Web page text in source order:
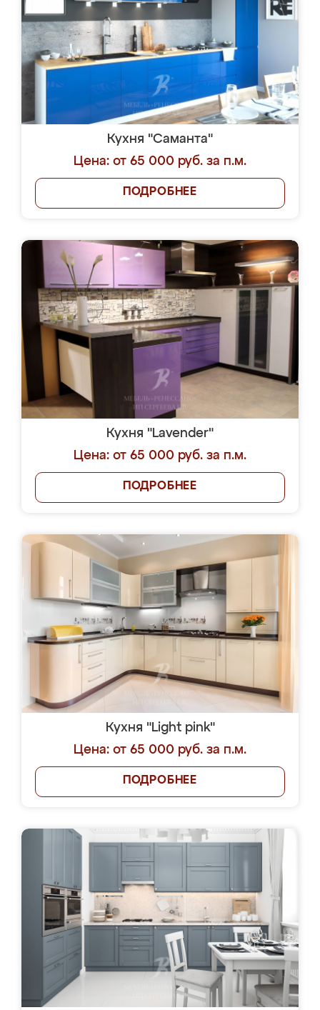
Кухня "Саманта"
Цена: от 65 000 руб. за п.м.
ПОДРОБНЕЕ
Кухня "Lavender"
Цена: от 65 000 руб. за п.м.
ПОДРОБНЕЕ
Кухня "Light pink"
Цена: от 65 000 руб. за п.м.
ПОДРОБНЕЕ